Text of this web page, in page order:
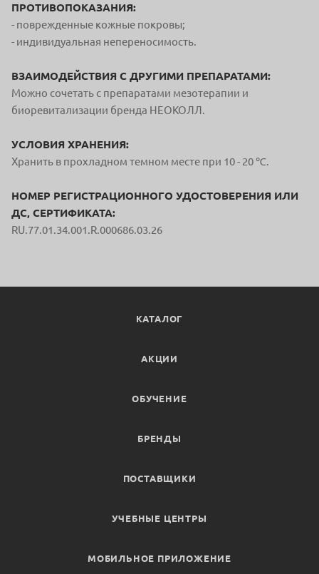
ПРОТИВОПОКАЗАНИЯ:
- поврежденные кожные покровы;
- индивидуальная непереносимость.
ВЗАИМОДЕЙСТВИЯ С ДРУГИМИ ПРЕПАРАТАМИ:
Можно сочетать с препаратами мезотерапии и
биоревитализации бренда НЕОКОЛЛ.
УСЛОВИЯ ХРАНЕНИЯ:
Хранить в прохладном темном месте при 10 - 20 ℃.
НОМЕР РЕГИСТРАЦИОННОГО УДОСТОВЕРЕНИЯ ИЛИ
ДС, СЕРТИФИКАТА:
RU.77.01.34.001.R.000686.03.26
КАТАЛОГ
АКЦИИ
ОБУЧЕНИЕ
БРЕНДЫ
ПОСТАВЩИКИ
УЧЕБНЫЕ ЦЕНТРЫ
МОБИЛЬНОЕ ПРИЛОЖЕНИЕ